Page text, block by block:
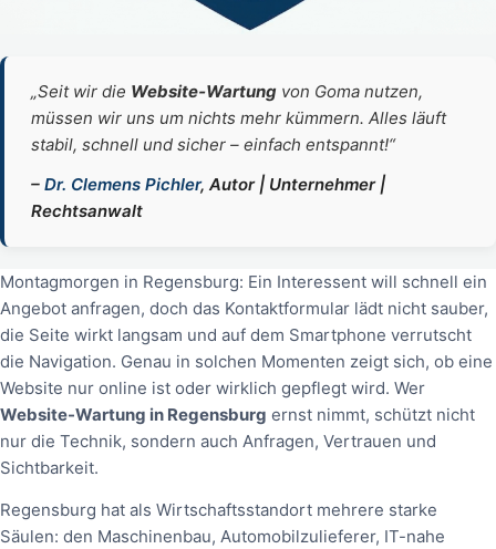
„Seit wir die Website‑Wartung von Goma nutzen,
müssen wir uns um nichts mehr kümmern. Alles läuft
stabil, schnell und sicher – einfach entspannt!“
– Dr. Clemens Pichler, Autor | Unternehmer |
Rechtsanwalt
Montagmorgen in Regensburg: Ein Interessent will schnell ein
Angebot anfragen, doch das Kontaktformular lädt nicht sauber,
die Seite wirkt langsam und auf dem Smartphone verrutscht
die Navigation. Genau in solchen Momenten zeigt sich, ob eine
Website nur online ist oder wirklich gepflegt wird. Wer
Website-Wartung in Regensburg ernst nimmt, schützt nicht
nur die Technik, sondern auch Anfragen, Vertrauen und
Sichtbarkeit.
Regensburg hat als Wirtschaftsstandort mehrere starke
Säulen: den Maschinenbau, Automobilzulieferer, IT-nahe